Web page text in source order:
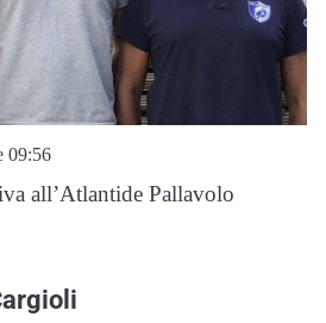
09:56
all’Atlantide Pallavolo